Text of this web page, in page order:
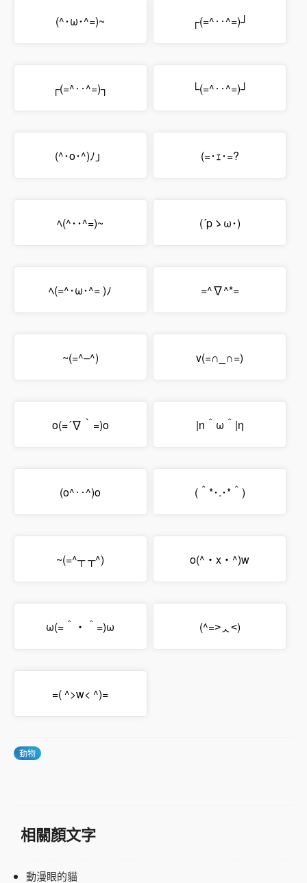
(^･ω･^=)~ ┌(=^‥^=)┘
┌(=^‥^=)┐ └(=^‥^=)┘
(^･o･^)ﾉ」 (=･ｪ･=?
ﾍ(^･･^=)~ (´pゝω･)
ﾍ(=^･ω･^= )ﾉ =^∇^*=
~(=^–^) v(=∩_∩=)
o(=´∇｀=)o |n＾ω＾|η
(o^‥^)o (＾*･.･*＾)
~(=^┬ ┬^) o(^・x・^)w
ω(=＾・＾=)ω (^=˃ᆺ˂)
=( ^>w< ^)=
動物
相關顏文字
動漫眼的貓